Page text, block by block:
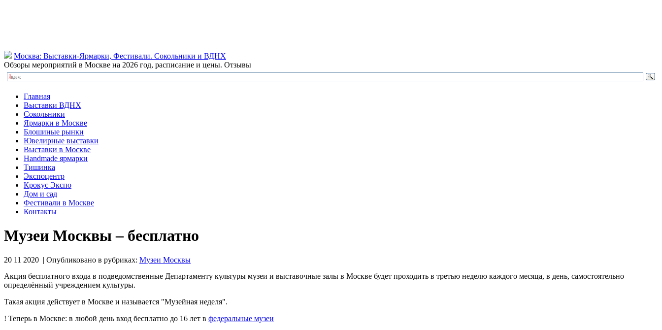
Москва: Выставки-Ярмарки, Фестивали. Сокольники и ВДНХ
Обзоры мероприятий в Москве на 2026 год, расписание и цены. Отзывы
Главная
Выставки ВДНХ
Сокольники
Ярмарки в Москве
Блошиные рынки
Ювелирные выставки
Выставки в Москве
Handmade ярмарки
Тишинка
Экспоцентр
Крокус Экспо
Дом и сад
Фестивали в Москве
Контакты
Музеи Москвы – бесплатно
20 11 2020 | Опубликовано в рубриках: Музеи Москвы
Акция бесплатного входа в подведомственные Департаменту культуры музеи и выставочные залы в Москве будет проходить в третью неделю каждого месяца, в день, самостоятельно
определённый учреждением культуры.
Такая акция действует в Москве и называется "Музейная неделя".
! Теперь в Москве: в любой день вход бесплатно до 16 лет в федеральные музеи